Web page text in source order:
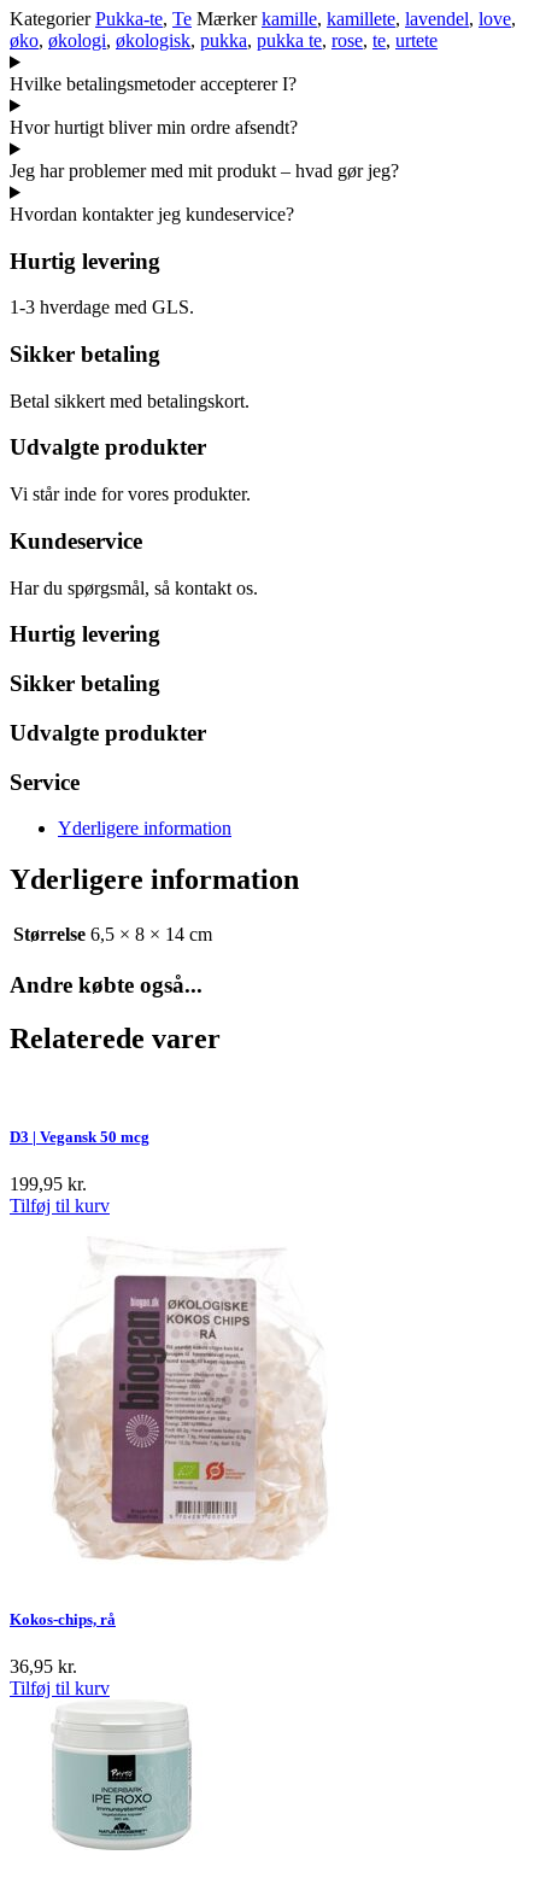
Kategorier Pukka-te, Te Mærker kamille, kamillete, lavendel, love,
øko, økologi, økologisk, pukka, pukka te, rose, te, urtete
Hvilke betalingsmetoder accepterer I?
Hvor hurtigt bliver min ordre afsendt?
Jeg har problemer med mit produkt – hvad gør jeg?
Hvordan kontakter jeg kundeservice?
Hurtig levering
1-3 hverdage med GLS.
Sikker betaling
Betal sikkert med betalingskort.
Udvalgte produkter
Vi står inde for vores produkter.
Kundeservice
Har du spørgsmål, så kontakt os.
Hurtig levering
Sikker betaling
Udvalgte produkter
Service
Yderligere information
Yderligere information
Størrelse 6,5 × 8 × 14 cm
Andre købte også...
Relaterede varer
D3 | Vegansk 50 mcg
199,95 kr.
Tilføj til kurv
Kokos-chips, rå
36,95 kr.
Tilføj til kurv